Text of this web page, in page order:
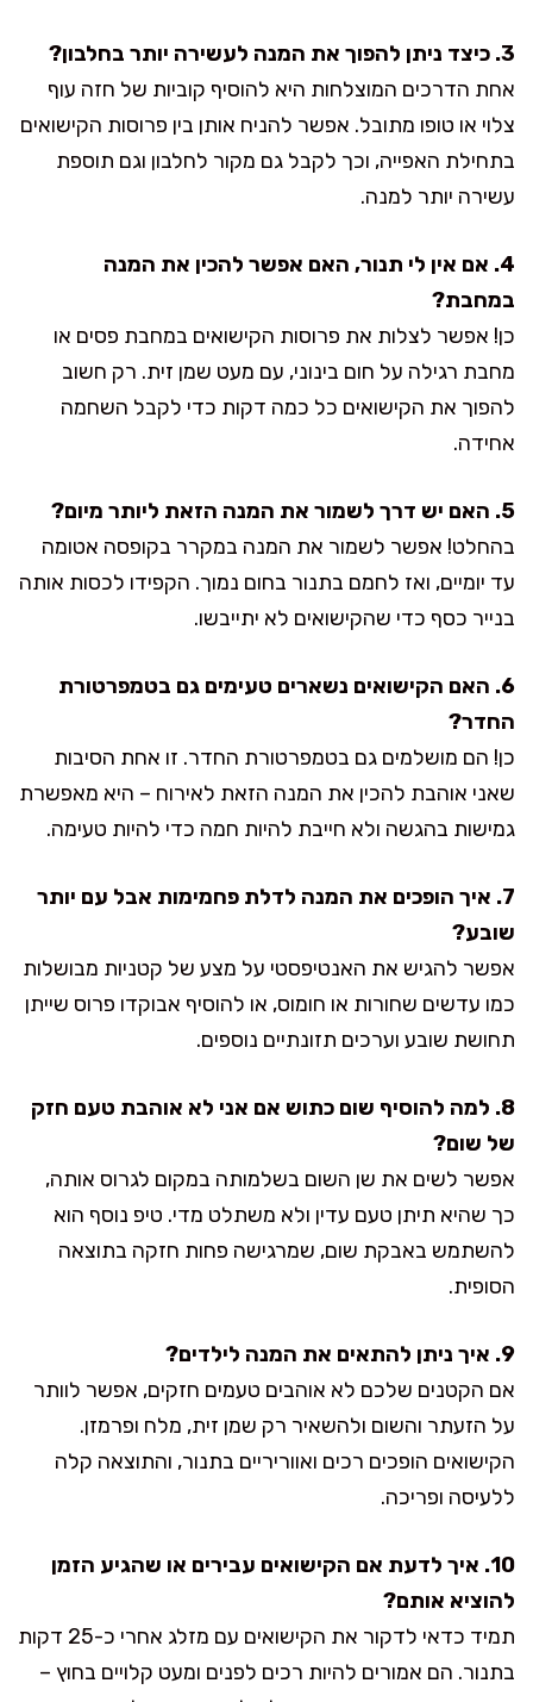
3. כיצד ניתן להפוך את המנה לעשירה יותר בחלבון?
אחת הדרכים המוצלחות היא להוסיף קוביות של חזה עוף
צלוי או טופו מתובל. אפשר להניח אותן בין פרוסות הקישואים
בתחילת האפייה, וכך לקבל גם מקור לחלבון וגם תוספת
עשירה יותר למנה.
4. אם אין לי תנור, האם אפשר להכין את המנה
במחבת?
כן! אפשר לצלות את פרוסות הקישואים במחבת פסים או
מחבת רגילה על חום בינוני, עם מעט שמן זית. רק חשוב
להפוך את הקישואים כל כמה דקות כדי לקבל השחמה
אחידה.
5. האם יש דרך לשמור את המנה הזאת ליותר מיום?
בהחלט! אפשר לשמור את המנה במקרר בקופסה אטומה
עד יומיים, ואז לחמם בתנור בחום נמוך. הקפידו לכסות אותה
בנייר כסף כדי שהקישואים לא יתייבשו.
6. האם הקישואים נשארים טעימים גם בטמפרטורת
החדר?
כן! הם מושלמים גם בטמפרטורת החדר. זו אחת הסיבות
שאני אוהבת להכין את המנה הזאת לאירוח – היא מאפשרת
גמישות בהגשה ולא חייבת להיות חמה כדי להיות טעימה.
7. איך הופכים את המנה לדלת פחמימות אבל עם יותר
שובע?
אפשר להגיש את האנטיפסטי על מצע של קטניות מבושלות
כמו עדשים שחורות או חומוס, או להוסיף אבוקדו פרוס שייתן
תחושת שובע וערכים תזונתיים נוספים.
8. למה להוסיף שום כתוש אם אני לא אוהבת טעם חזק
של שום?
אפשר לשים את שן השום בשלמותה במקום לגרוס אותה,
כך שהיא תיתן טעם עדין ולא משתלט מדי. טיפ נוסף הוא
להשתמש באבקת שום, שמרגישה פחות חזקה בתוצאה
הסופית.
9. איך ניתן להתאים את המנה לילדים?
אם הקטנים שלכם לא אוהבים טעמים חזקים, אפשר לוותר
על הזעתר והשום ולהשאיר רק שמן זית, מלח ופרמזן.
הקישואים הופכים רכים ואווריריים בתנור, והתוצאה קלה
ללעיסה ופריכה.
10. איך לדעת אם הקישואים עבירים או שהגיע הזמן
להוציא אותם?
תמיד כדאי לדקור את הקישואים עם מזלג אחרי כ-25 דקות
בתנור. הם אמורים להיות רכים לפנים ומעט קלויים בחוץ –